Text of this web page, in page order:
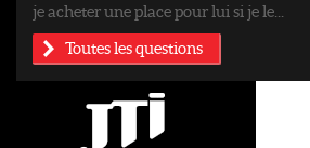
je acheter une place pour lui si je le...
Toutes les questions